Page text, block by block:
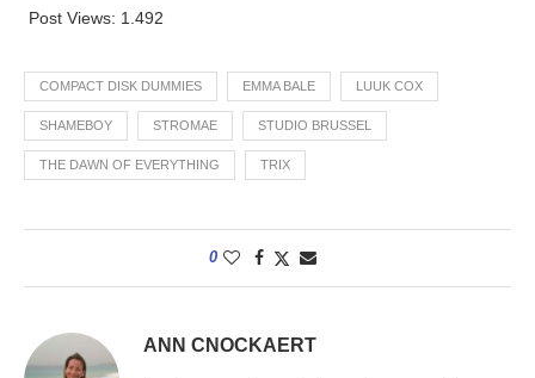
Post Views: 1.492
COMPACT DISK DUMMIES EMMA BALE LUUK COX
SHAMEBOY STROMAE STUDIO BRUSSEL
THE DAWN OF EVERYTHING TRIX
0
ANN CNOCKAERT